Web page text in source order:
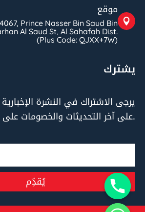
يشترك
يرجى الاشتراك في النشرة
على آخر التحديثات والخصومات على خدماتنا.
يُقدِّم
موقع
Prince Nasser Bin Saud Bin
Al Saud St, Al Sahafah Dist.
(Plus Code: QJXX+7W)